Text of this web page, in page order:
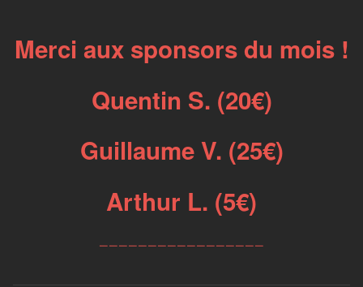
Merci aux sponsors du mois !
Quentin S. (20€)
Guillaume V. (25€)
Arthur L. (5€)